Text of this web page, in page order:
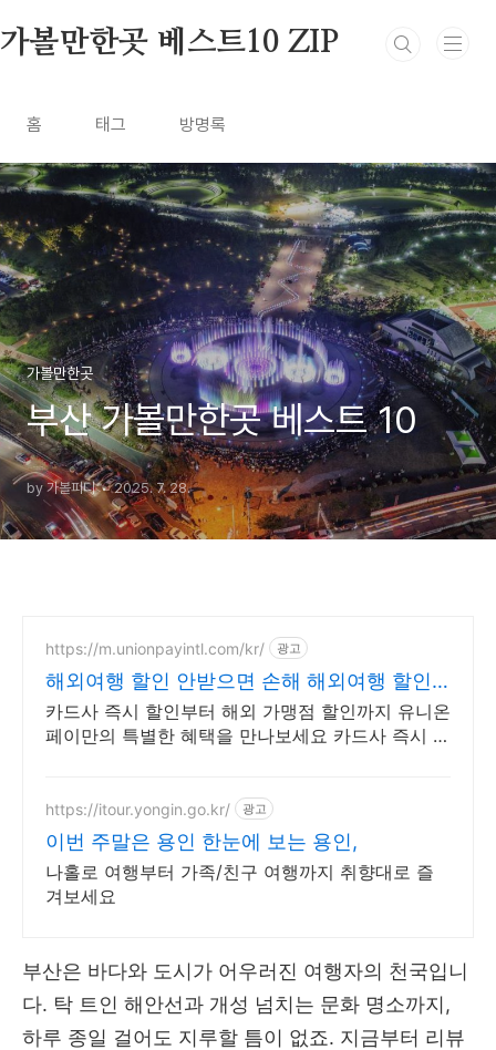
가볼만한곳 베스트10 ZIP
홈 태그 방명록
가볼만한곳
부산 가볼만한곳 베스트 10
by 가볼피디 2025. 7. 28.
https://m.unionpayintl.com/kr/ 광고
해외여행 할인 안받으면 손해 해외여행 할인
받고 싶다면?
카드사 즉시 할인부터 해외 가맹점 할인까지 유니온
페이만의 특별한 혜택을 만나보세요 카드사 즉시 할
https://itour.yongin.go.kr/ 광고
이번 주말은 용인 한눈에 보는 용인,
나홀로 여행부터 가족/친구 여행까지 취향대로 즐
겨보세요
부산은 바다와 도시가 어우러진 여행자의 천국입니
다. 탁 트인 해안선과 개성 넘치는 문화 명소까지,
하루 종일 걸어도 지루할 틈이 없죠. 지금부터 리뷰